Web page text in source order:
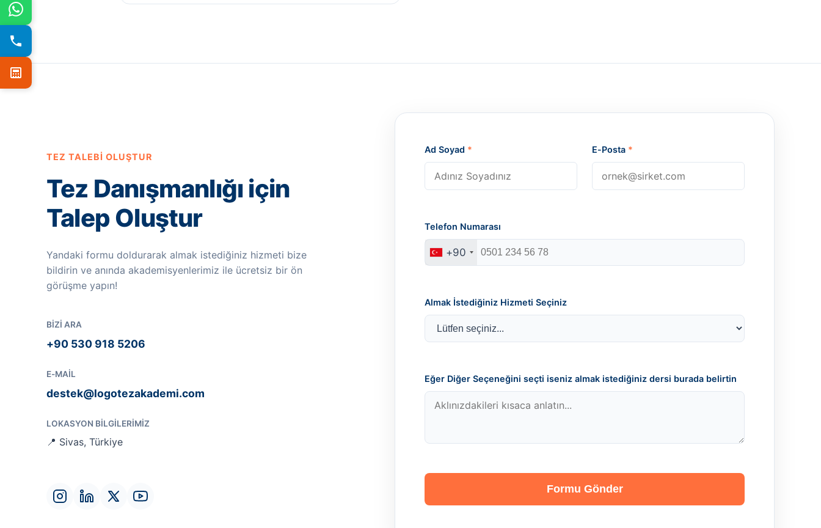
TEZ TALEBI OLUŞTUR
Tez Danışmanlığı için
Talep Oluştur
Yandaki formu doldurarak almak istediğiniz hizmeti bize
bildirin ve anında akademisyenlerimiz ile ücretsiz bir ön
görüşme yapın!
BIZI ARA
+90 530 918 5206
E-MAIL
destek@logotezakademi.com
LOKASYON BILGILERIMIZ
📍 Sivas, Türkiye
Ad Soyad * E-Posta *
Telefon Numarası
+90
Almak İstediğiniz Hizmeti Seçiniz
Eğer Diğer Seçeneğini seçti iseniz almak istediğiniz dersi burada belirtin
Formu Gönder